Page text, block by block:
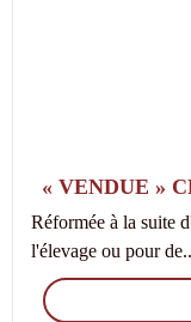
« VENDUE »
Réformée à la suite
l'élevage ou pour